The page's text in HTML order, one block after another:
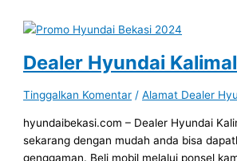
Dealer Hyundai
Tinggalkan Komentar /Alamat Dealer
hyundaibekasi.com – Dealer Hyundai
sekarang dengan mudah anda bisa
genggaman. Beli mobil melalui ponsel